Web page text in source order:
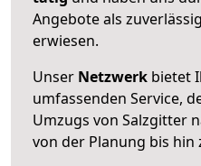
Angebote als
erwiesen.
Unser Netzwerk bietet
umfassenden Service,
Umzugs von Salzgitter
von der Planung bis hin